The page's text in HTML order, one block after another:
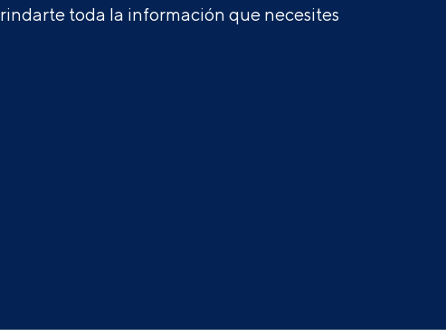
toda la información que necesites